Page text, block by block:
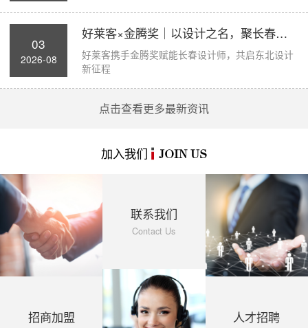
03
2026-08
好莱客×金腾奖｜以设计之名，聚长春力量，...
好莱客携手金腾奖赋能长春设计师，共启东北设计
新征程
点击查看更多最新资讯
加入我们 JOIN US
招商加盟
联系我们
Contact Us
人才招聘